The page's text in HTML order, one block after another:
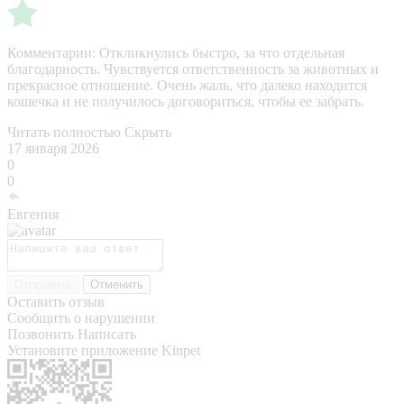
Комментарии: Откликнулись быстро, за что отдельная
благодарность. Чувствуется ответственность за животных и
прекрасное отношение. Очень жаль, что далеко находится
кошечка и не получилось договориться, чтобы ее забрать.
Читать полностью Скрыть
17 января 2026
0
0
Евгения
Отменить
Оставить отзыв
Сообщить о нарушении
Позвонить Написать
Установите приложение Kinpet